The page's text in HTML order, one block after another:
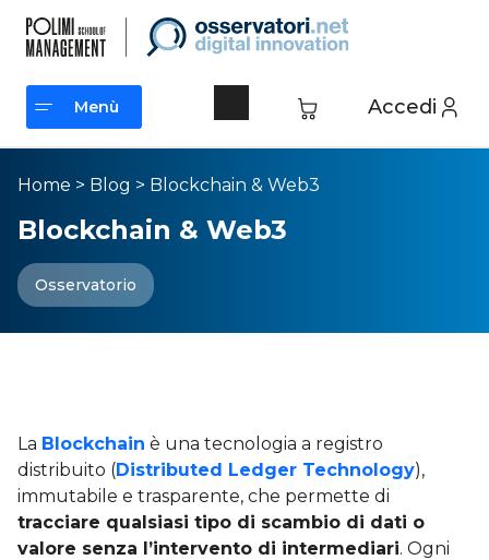
Accedi
Menù
Menù
Home > Blog > Blockchain & Web3
Blockchain & Web3
Osservatorio
La Blockchain è una tecnologia a registro
distribuito (Distributed Ledger Technology),
immutabile e trasparente, che permette di
tracciare qualsiasi tipo di scambio di dati o
valore senza l’intervento di intermediari. Ogni